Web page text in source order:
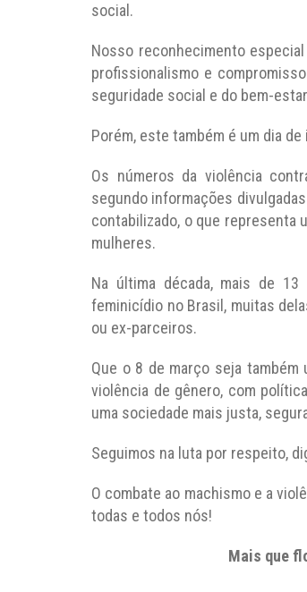
social.
Nosso reconhecimento
profissionalismo e
seguridade social e do bem-
Porém, este também é um dia
Os números da violência
segundo informações
contabilizado, o que representa
mulheres.
Na última década, mais de
feminicídio no Brasil, muitas
ou ex-parceiros.
Que o 8 de março seja
violência de gênero, com
uma sociedade mais justa,
Seguimos na luta por respeito,
O combate ao machismo e a
todas e todos nós!
Mais que